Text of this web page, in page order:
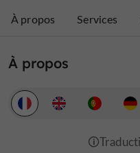
À propos Services
À propos